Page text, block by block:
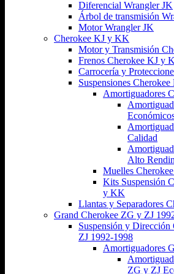
Diferencial Wrangler JK
Árbol de transmisión
Motor Wrangler JK
Cherokee KJ y KK
Motor y Transmisión
Frenos Cherokee KJ y
Carrocería y
Suspensiones
Amortiguadores
Calidad
Alto
Muelles
Kits Suspensión
y KK
Llantas y Separadores
Grand Cherokee ZG y ZJ
Suspensión y
ZJ 1992-1998
Amortiguadores
ZG y ZJ